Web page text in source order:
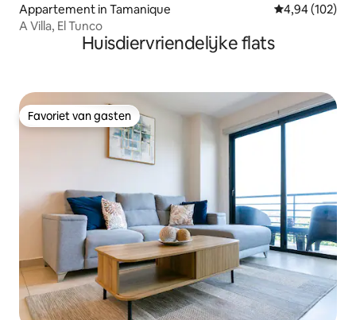
Appartement in Tamanique Gemiddelde
4,94 (102)
A Villa, El Tunco
Huisdiervriendelijke flats
Favoriet van gasten
Favoriet van gasten